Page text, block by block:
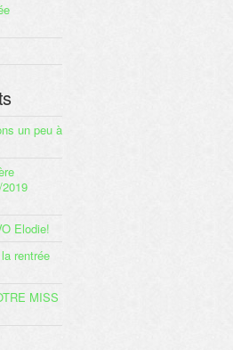
un peu à
Elodie!
la rentrée
MISS